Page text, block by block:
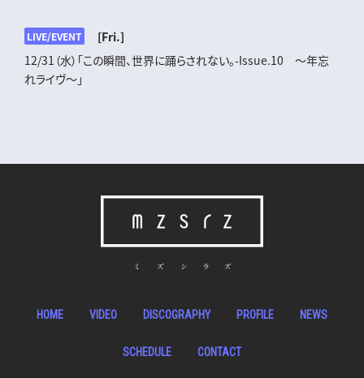
LIVE/EVENT
[Fri.]
12/31（水）「この瞬間、世界に踊らされない。-Issue.10 ～年忘
れライヴ～」
HOME VIDEO DISCOGRAPHY PROFILE NEWS
SCHEDULE CONTACT